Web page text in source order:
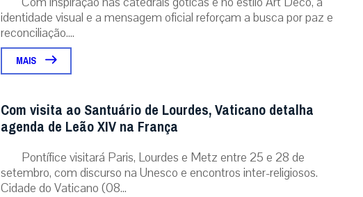
identidade visual e a mensagem oficial reforçam a busca por paz e
reconciliação....
MAIS
Com visita ao Santuário de Lourdes, Vaticano detalha
agenda de Leão XIV na França
Pontífice visitará Paris, Lourdes e Metz entre 25 e 28 de
setembro, com discurso na Unesco e encontros inter-religiosos.
Cidade do Vaticano (08...